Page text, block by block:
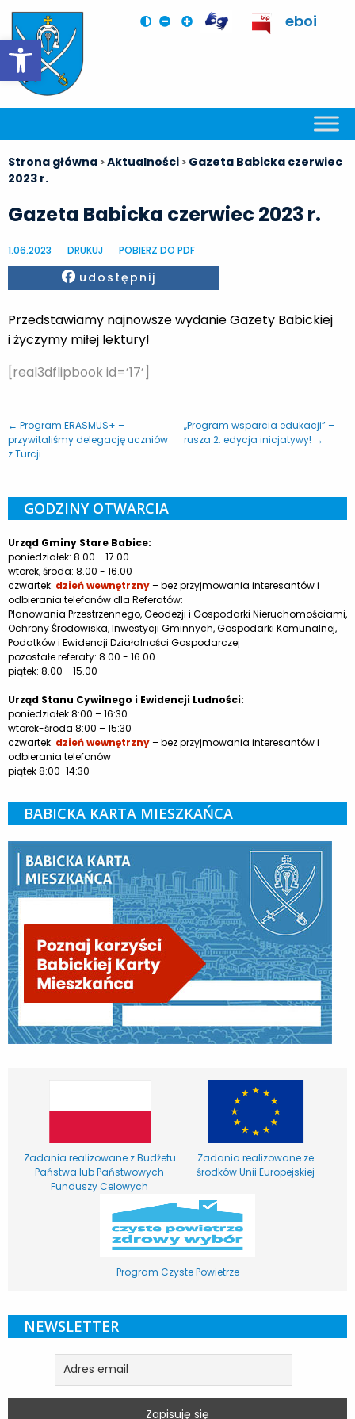
Otwórz pasek narzędzi
eboi
Strona główna >Aktualności > Gazeta Babicka czerwiec
2023 r.
Gazeta Babicka czerwiec 2023 r.
1.06.2023 DRUKUJ POBIERZ DO PDF
Facebook
udostępnij
Przedstawiamy najnowsze wydanie Gazety Babickiej
i życzymy miłej lektury!
[real3dflipbook id=’17’]
← Program ERASMUS+ –
przywitaliśmy delegację uczniów
z Turcji
„Program wsparcia edukacji” –
rusza 2. edycja inicjatywy! →
GODZINY OTWARCIA
Urząd Gminy Stare Babice:
poniedziałek: 8.00 - 17.00
wtorek, środa: 8.00 - 16.00
czwartek: dzień wewnętrzny– bez przyjmowania interesantów i
odbierania telefonów dla Referatów:
Planowania Przestrzennego, Geodezji i Gospodarki Nieruchomościami,
Ochrony Środowiska, Inwestycji Gminnych, Gospodarki Komunalnej,
Podatków i Ewidencji Działalności Gospodarczej
pozostałe referaty: 8.00 - 16.00
piątek: 8.00 - 15.00
Urząd Stanu Cywilnego i Ewidencji Ludności:
poniedziałek 8:00 – 16:30
wtorek-środa 8:00 – 15:30
czwartek: dzień wewnętrzny– bez przyjmowania interesantów i
odbierania telefonów
piątek 8:00-14:30
BABICKA KARTA MIESZKAŃCA
Zadania realizowane z Budżetu
Państwa lub Państwowych
Funduszy Celowych
Zadania realizowane ze
środków Unii Europejskiej
Program Czyste Powietrze
NEWSLETTER